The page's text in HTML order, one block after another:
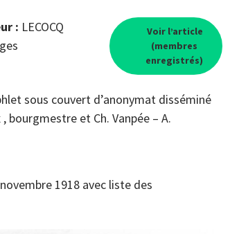
: LECOCQ
Voir l’article
(membres
enregistrés)
sous couvert d’anonymat disséminé
bourgmestre et Ch. Vanpée – A.
1918 avec liste des